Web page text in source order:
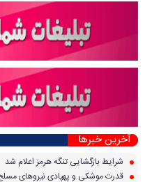
آخرین خبرها
شرایط بازگشایی تنگه هرمز اعلام شد
قدرت موشکی و پهپادی نیرو‌های مسلح